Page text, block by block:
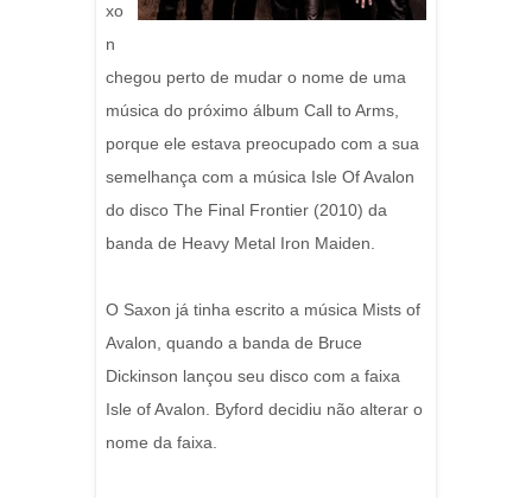
xo
n
chegou perto de mudar o nome de uma
música do próximo álbum Call to Arms,
porque ele estava preocupado com a sua
semelhança com a música Isle Of Avalon
do disco The Final Frontier (2010) da
banda de Heavy Metal Iron Maiden.
O Saxon já tinha escrito a música Mists of
Avalon, quando a banda de Bruce
Dickinson lançou seu disco com a faixa
Isle of Avalon. Byford decidiu não alterar o
nome da faixa.